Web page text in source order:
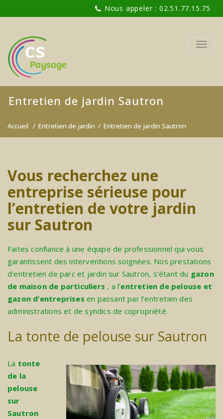
Nous appeler : 02.51.77.15.75
Entretien de jardin Sautron
Accueil / Entretien de jardin / Entretien de jardin Sautron
Vous recherchez une
entreprise sérieuse pour
l’entretien de votre jardin
sur Sautron
Faites confiance à une équipe de professionnel qui vous
garantissent des interventions soignées. Nos prestations
d’entretien de parc et jardin sur Sautron, s’étant du gazon
de maison de particuliers , a l’entretien de pelouse et
gazon d’entreprises en passant par l’entretien des
administrations et de syndics de copropriété.
La tonte de pelouse sur Sautron
La tonte
de la
pelouse
sur
Sautron